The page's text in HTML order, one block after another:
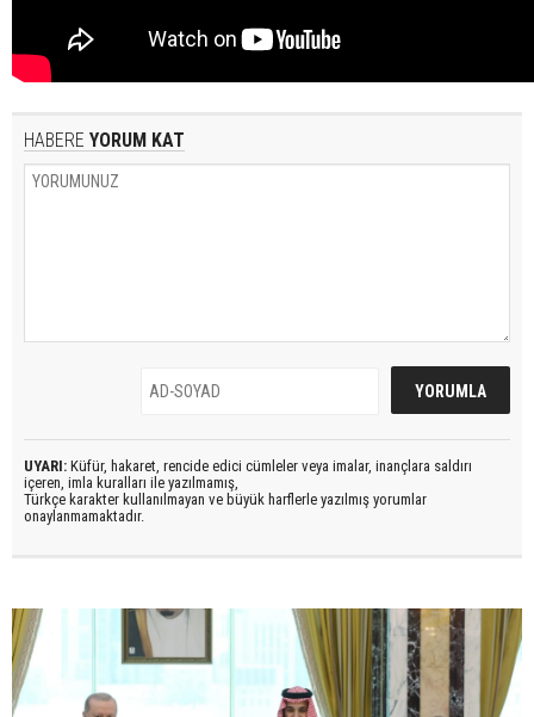
HABERE YORUM KAT
UYARI: Küfür, hakaret, rencide edici cümleler veya imalar, inançlara saldırı
içeren, imla kuralları ile yazılmamış,
Türkçe karakter kullanılmayan ve büyük harflerle yazılmış yorumlar
onaylanmamaktadır.